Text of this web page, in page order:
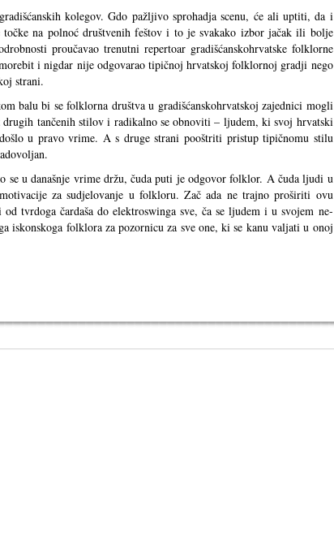
kolegov. Gdo pažljivo sprohadja scenu, će ali uptiti, da i
na polnoć društvenih feštov i to je svakako izbor jačak ili bolje
proučavao trenutni repertoar gradišćanskohrvatske folklorne
i nigdar nije odgovarao tipičnoj hrvatskoj folklornoj gradji nego
strani.
balu bi se folklorna društva u gradišćanskohrvatskoj zajednici mogli
tančenih stilov i radikalno se obnoviti – ljudem, ki svoj hrvatski
u pravo vrime. A s druge strani pooštriti pristup tipičnomu stilu
se u današnje vrime držu, čuda puti je odgovor folklor. A čuda ljudi u
za sudjelovanje u folkloru. Zač ada ne trajno proširiti ovu
tvrdoga čardaša do elektroswinga sve, ča se ljudem i u svojem ne-
folklora za pozornicu za sve one, ki se kanu valjati u onoj